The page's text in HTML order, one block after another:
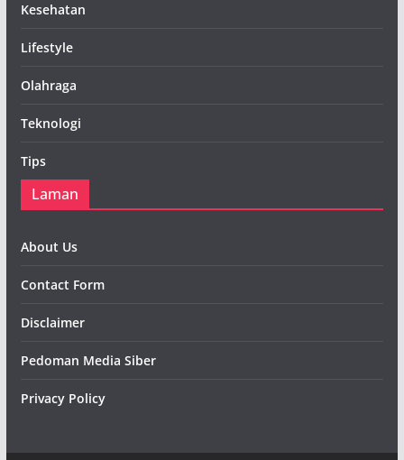
Kesehatan
Lifestyle
Olahraga
Teknologi
Tips
Laman
About Us
Contact Form
Disclaimer
Pedoman Media Siber
Privacy Policy